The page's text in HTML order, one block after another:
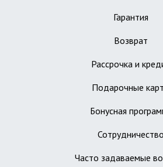
Гарантия
Возврат
Рассрочка и
Подарочные
Бонусная
Сотрудничество
Часто задаваемые